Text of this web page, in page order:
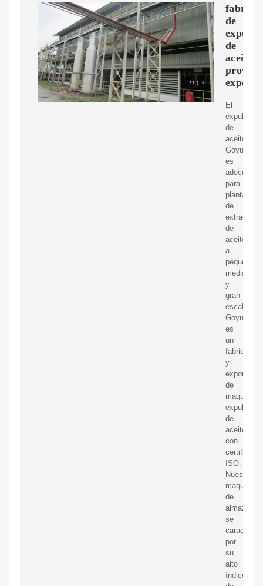
de
de
aceite
El
expulsor
de
aceite
Goyum
es
adecuado
para
plantas
de
extracción
de
aceite
a
pequeña,
mediana
y
gran
escala.
Goyum
es
un
fabricante
y
exportador
de
máquinas
expulsoras
de
aceite
con
ISO.
Nuestra
maquinaria
de
almazara
se
caracteriza
por
su
alto
índice